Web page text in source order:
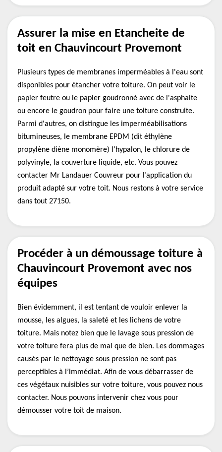
Assurer la mise en Etancheite de
toit en Chauvincourt Provemont
Plusieurs types de membranes imperméables à l'eau sont
disponibles pour étancher votre toiture. On peut voir le
papier feutre ou le papier goudronné avec de l'asphalte
ou encore le goudron pour faire une toiture construite.
Parmi d'autres, on distingue les imperméabilisations
bitumineuses, le membrane EPDM (dit éthylène
propylène diène monomère) l’hypalon, le chlorure de
polyvinyle, la couverture liquide, etc. Vous pouvez
contacter Mr Landauer Couvreur pour l’application du
produit adapté sur votre toit. Nous restons à votre service
dans tout 27150.
Procéder à un démoussage toiture à
Chauvincourt Provemont avec nos
équipes
Bien évidemment, il est tentant de vouloir enlever la
mousse, les algues, la saleté et les lichens de votre
toiture. Mais notez bien que le lavage sous pression de
votre toiture fera plus de mal que de bien. Les dommages
causés par le nettoyage sous pression ne sont pas
perceptibles à l’immédiat. Afin de vous débarrasser de
ces végétaux nuisibles sur votre toiture, vous pouvez nous
contacter. Nous pouvons intervenir chez vous pour
démousser votre toit de maison.